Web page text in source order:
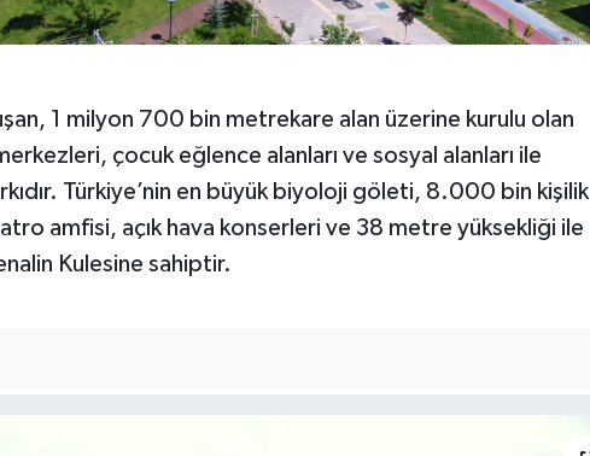
1 milyon 700 bin metrekare alan üzerine kurulu olan
çocuk eğlence alanları ve sosyal alanları ile
Türkiye’nin en büyük biyoloji göleti, 8.000 bin kişilik
amfisi, açık hava konserleri ve 38 metre yüksekliği ile
Kulesine sahiptir.